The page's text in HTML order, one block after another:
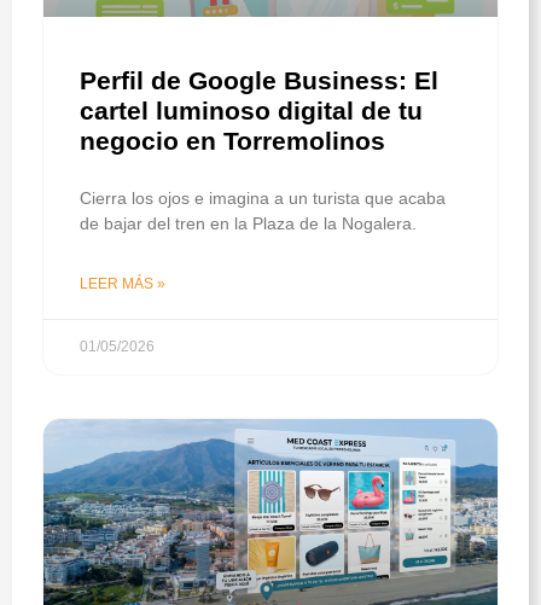
Perfil de Google Business: El
cartel luminoso digital de tu
negocio en Torremolinos
Cierra los ojos e imagina a un turista que acaba
de bajar del tren en la Plaza de la Nogalera.
LEER MÁS »
01/05/2026